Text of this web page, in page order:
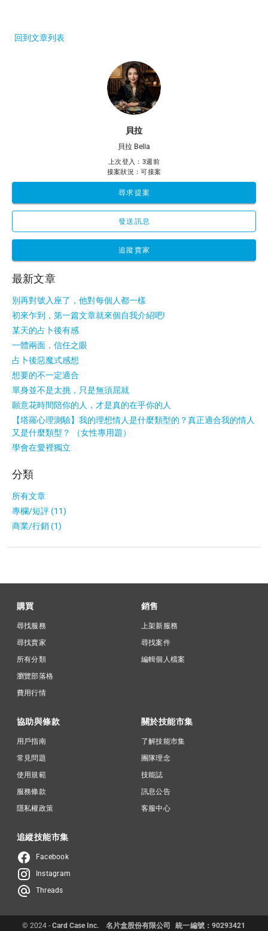
回到文章列表
貝拉
貝拉 Bella
上次登入：3週前
接案狀況：可接案
尋求提案
發送訊息
追蹤賣家
最新文章
別再對號入座了，他對每個人都一樣
初來乍到，第一篇文章就來個自我介紹吧!
某天的占卜後有感
一體兩面．信任之眼
占卜後惡魔式感想
想要的不一定適合
單身並不是太挑，只是無須屈就
願意花時間陪你的人，才是真的在乎你的人
【塔羅心理測驗】我的理想情人是什麼類型的？真正適合我的情人
又是什麼類型？ （女性專用題）
學會在愛裡獨立
分類
所有文章
專欄/短評 (11)
商業/行銷 (1)
購買
尋找服務
尋找賣家
所有分類
瀏覽部落格
費用行情
銷售
上架新服務
尋找案件
編輯個人檔案
協助與條款
用戶指南
常見問題
使用規範
服務條款
隱私權政策
關於技能市集
了解技能市集
團隊理念
技能誌
訊息公告
客服中心
追縱技能市集
Facebook
Instagram
Threads
© 2024 -Card Case Inc. 名片盒股份有限公司 統一編號：90293421